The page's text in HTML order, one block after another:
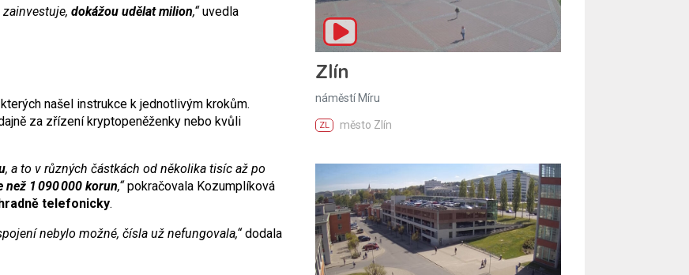
zainvestuje, dokážou udělat milion,“uvedla
našel instrukce k jednotlivým krokům.
za zřízení kryptopeněženky nebo kvůli
, a to v různých částkách od několika tisíc až po
než 1 090 000 korun,“pokračovala Kozumplíková
telefonicky.
nebylo možné, čísla už nefungovala,“dodala
Zlín
náměstí Míru
ZL město Zlín